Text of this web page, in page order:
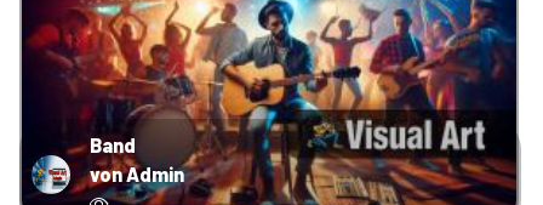
Band
von Admin